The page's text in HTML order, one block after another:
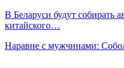
В Беларуси будут собирать
китайского…
Наравне с мужчинами: